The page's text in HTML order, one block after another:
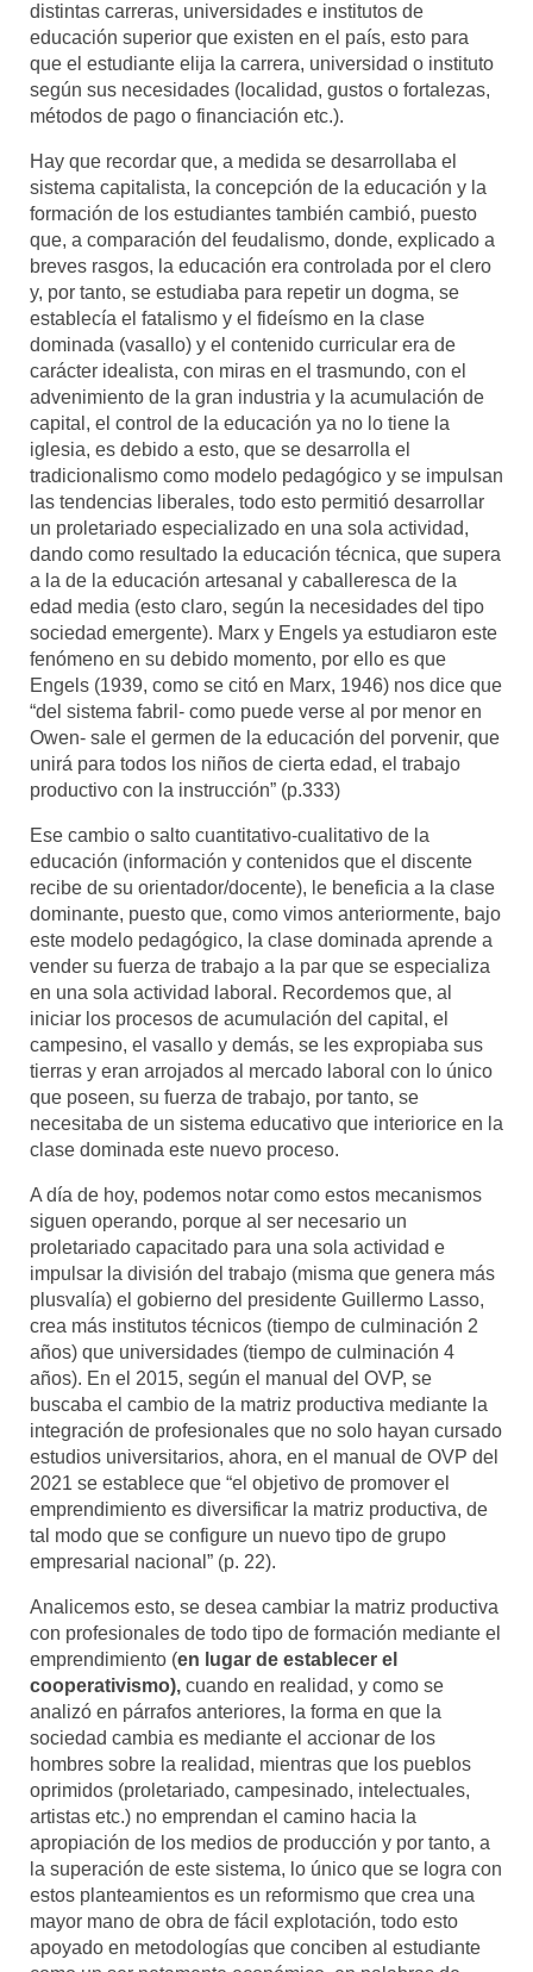
distintas carreras, universidades e institutos de
educación superior que existen en el país, esto para
que el estudiante elija la carrera, universidad o instituto
según sus necesidades (localidad, gustos o fortalezas,
métodos de pago o financiación etc.).
Hay que recordar que, a medida se desarrollaba el
sistema capitalista, la concepción de la educación y la
formación de los estudiantes también cambió, puesto
que, a comparación del feudalismo, donde, explicado a
breves rasgos, la educación era controlada por el clero
y, por tanto, se estudiaba para repetir un dogma, se
establecía el fatalismo y el fideísmo en la clase
dominada (vasallo) y el contenido curricular era de
carácter idealista, con miras en el trasmundo, con el
advenimiento de la gran industria y la acumulación de
capital, el control de la educación ya no lo tiene la
iglesia, es debido a esto, que se desarrolla el
tradicionalismo como modelo pedagógico y se impulsan
las tendencias liberales, todo esto permitió desarrollar
un proletariado especializado en una sola actividad,
dando como resultado la educación técnica, que supera
a la de la educación artesanal y caballeresca de la
edad media (esto claro, según la necesidades del tipo
sociedad emergente). Marx y Engels ya estudiaron este
fenómeno en su debido momento, por ello es que
Engels (1939, como se citó en Marx, 1946) nos dice que
“del sistema fabril- como puede verse al por menor en
Owen- sale el germen de la educación del porvenir, que
unirá para todos los niños de cierta edad, el trabajo
productivo con la instrucción” (p.333)
Ese cambio o salto cuantitativo-cualitativo de la
educación (información y contenidos que el discente
recibe de su orientador/docente), le beneficia a la clase
dominante, puesto que, como vimos anteriormente, bajo
este modelo pedagógico, la clase dominada aprende a
vender su fuerza de trabajo a la par que se especializa
en una sola actividad laboral. Recordemos que, al
iniciar los procesos de acumulación del capital, el
campesino, el vasallo y demás, se les expropiaba sus
tierras y eran arrojados al mercado laboral con lo único
que poseen, su fuerza de trabajo, por tanto, se
necesitaba de un sistema educativo que interiorice en la
clase dominada este nuevo proceso.
A día de hoy, podemos notar como estos mecanismos
siguen operando, porque al ser necesario un
proletariado capacitado para una sola actividad e
impulsar la división del trabajo (misma que genera más
plusvalía) el gobierno del presidente Guillermo Lasso,
crea más institutos técnicos (tiempo de culminación 2
años) que universidades (tiempo de culminación 4
años). En el 2015, según el manual del OVP, se
buscaba el cambio de la matriz productiva mediante la
integración de profesionales que no solo hayan cursado
estudios universitarios, ahora, en el manual de OVP del
2021 se establece que “el objetivo de promover el
emprendimiento es diversificar la matriz productiva, de
tal modo que se configure un nuevo tipo de grupo
empresarial nacional” (p. 22).
Analicemos esto, se desea cambiar la matriz productiva
con profesionales de todo tipo de formación mediante el
emprendimiento (en lugar de establecer el
cooperativismo), cuando en realidad, y como se
analizó en párrafos anteriores, la forma en que la
sociedad cambia es mediante el accionar de los
hombres sobre la realidad, mientras que los pueblos
oprimidos (proletariado, campesinado, intelectuales,
artistas etc.) no emprendan el camino hacia la
apropiación de los medios de producción y por tanto, a
la superación de este sistema, lo único que se logra con
estos planteamientos es un reformismo que crea una
mayor mano de obra de fácil explotación, todo esto
apoyado en metodologías que conciben al estudiante